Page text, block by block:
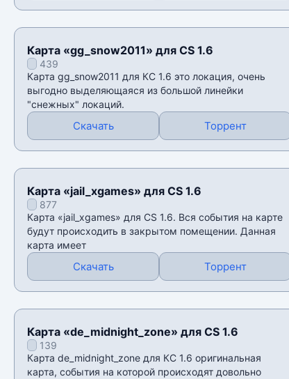
Карта «gg_snow2011» для CS 1.6
439
Карта gg_snow2011 для КС 1.6 это локация, очень
выгодно выделяющаяся из большой линейки
"снежных" локаций.
Скачать Торрент
Карта «jail_xgames» для CS 1.6
877
Карта «jail_xgames» для CS 1.6. Вся события на карте
будут происходить в закрытом помещении. Данная
карта имеет
Скачать Торрент
Карта «de_midnight_zone» для CS 1.6
139
Карта de_midnight_zone для КС 1.6 оригинальная
карта, события на которой происходят довольно